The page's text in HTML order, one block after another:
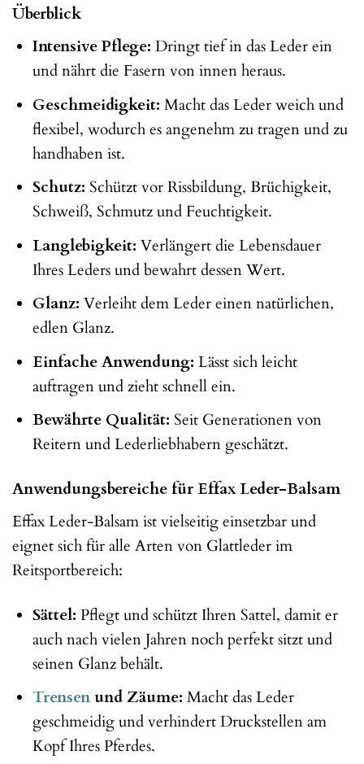
Überblick
Intensive Pflege: Dringt tief in das Leder ein
und nährt die Fasern von innen heraus.
Geschmeidigkeit: Macht das Leder weich und
flexibel, wodurch es angenehm zu tragen und zu
handhaben ist.
Schutz: Schützt vor Rissbildung, Brüchigkeit,
Schweiß, Schmutz und Feuchtigkeit.
Langlebigkeit: Verlängert die Lebensdauer
Ihres Leders und bewahrt dessen Wert.
Glanz: Verleiht dem Leder einen natürlichen,
edlen Glanz.
Einfache Anwendung: Lässt sich leicht
auftragen und zieht schnell ein.
Bewährte Qualität: Seit Generationen von
Reitern und Lederliebhabern geschätzt.
Anwendungsbereiche für Effax Leder-Balsam
Effax Leder-Balsam ist vielseitig einsetzbar und
eignet sich für alle Arten von Glattleder im
Reitsportbereich:
Sättel: Pflegt und schützt Ihren Sattel, damit er
auch nach vielen Jahren noch perfekt sitzt und
seinen Glanz behält.
Trensenund Zäume: Macht das Leder
geschmeidig und verhindert Druckstellen am
Kopf Ihres Pferdes.